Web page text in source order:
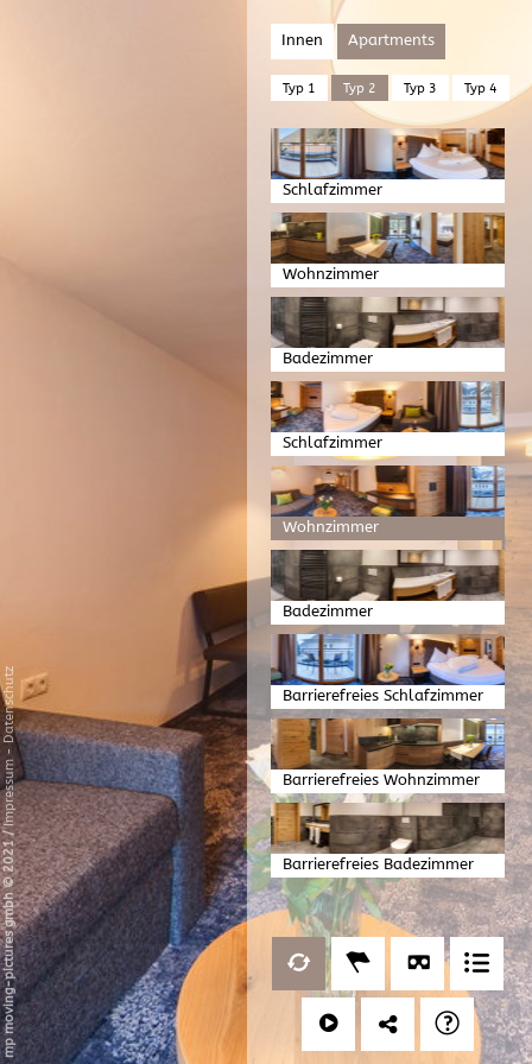
Innen Apartments
Typ 1 Typ 2 Typ 3 Typ 4
Schlafzimmer
Wohnzimmer
Badezimmer
Schlafzimmer
Wohnzimmer
Badezimmer
Barrierefreies Schlafzimmer
Barrierefreies Wohnzimmer
Barrierefreies Badezimmer
mp moving-pictures gmbh © 2021
/
Impressum
-
Datenschutz